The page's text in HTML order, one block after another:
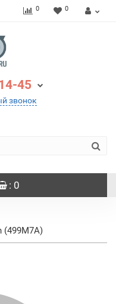
0 0
45
звонок
: 0
(499M7A)